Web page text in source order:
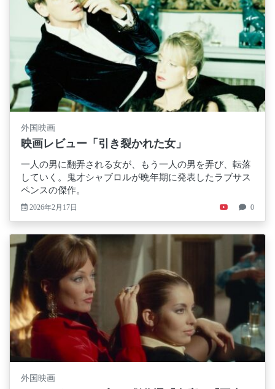
外国映画
映画レビュー「引き裂かれた女」
一人の男に翻弄される女が、もう一人の男を弄び、転落
していく。鬼才シャブロルが晩年期に発表したラブサス
ペンスの傑作。
2026年2月17日 0
外国映画